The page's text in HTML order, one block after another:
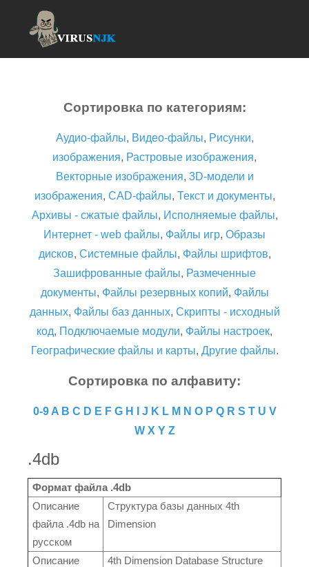
Сортировка по категориям:
Аудио-файлы, Видео-файлы, Рисунки,
изображения, Растровые изображения,
Векторные изображения, 3D-модели и
изображения, CAD-файлы, Текст и документы,
Архивы - сжатые файлы, Исполняемые файлы,
Интернет - web файлы, Файлы игр, Образы
дисков, Системные файлы, Файлы шрифтов,
Зашифрованные файлы, Размеченные
документы, Файлы резервных копий, Файлы
данных, Файлы баз данных, Скрипты - исходный
код, Подключаемые модули, Файлы настроек,
Географические файлы и карты, Другие файлы.
Сортировка по алфавиту:
0-9 A B C D E F G H J K L M N O P Q R S T U V
W X Y Z
.4db
Формат файла .4db
Описание
файла .4db на
русском
Структура базы данных 4th
Dimension
Описание
4th Dimension Database Structure